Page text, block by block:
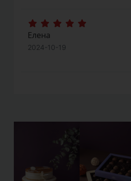
Елена
2024-10-19